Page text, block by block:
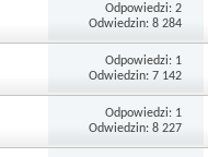
Odpowiedzi: 2
Odwiedzin: 8 284
Odpowiedzi: 1
Odwiedzin: 7 142
Odpowiedzi: 1
Odwiedzin: 8 227